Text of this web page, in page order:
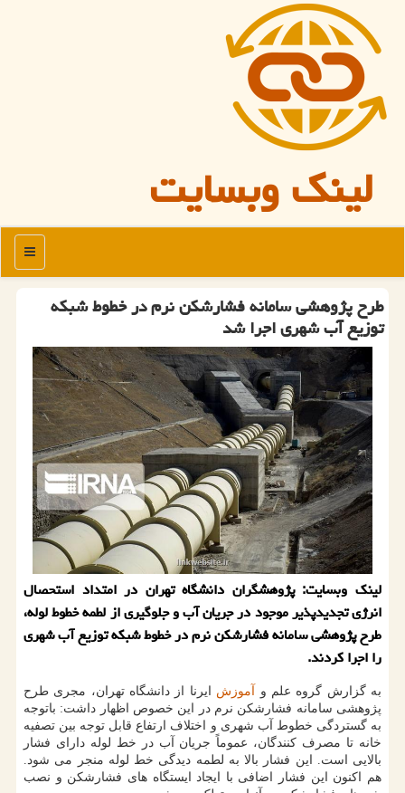
لینک وبسایت
منو
طرح پژوهشی سامانه فشارشکن نرم در خطوط شبکه
توزیع آب شهری اجرا شد
لینک وبسایت: پژوهشگران دانشگاه تهران در امتداد استحصال
انرژی تجدیدپذیر موجود در جریان آب و جلوگیری از لطمه خطوط لوله،
طرح پژوهشی سامانه فشارشکن نرم در خطوط شبکه توزیع آب شهری
را اجرا کردند.
به گزارش گروه علم و آموزش ایرنا از دانشگاه تهران، مجری طرح
پژوهشی سامانه فشارشکن نرم در این خصوص اظهار داشت: باتوجه
به گستردگی خطوط آب شهری و اختلاف ارتفاع قابل توجه بین تصفیه
خانه تا مصرف کنندگان، عموماً جریان آب در خط لوله دارای فشار
بالایی است. این فشار بالا به لطمه دیدگی خط لوله منجر می شود.
هم اکنون این فشار اضافی با ایجاد ایستگاه های فشارشکن و نصب